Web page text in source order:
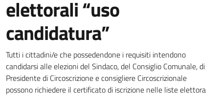
elettorali “uso
candidatura”
Dettagli della notizia
Tutti i cittadini/e che possedendone i requisiti intendono
candidarsi alle elezioni del Sindaco, del Consiglio Comunale, di
Presidente di Circoscrizione e consigliere Circoscrizionale
possono richiedere il certificato di iscrizione nelle liste elettora